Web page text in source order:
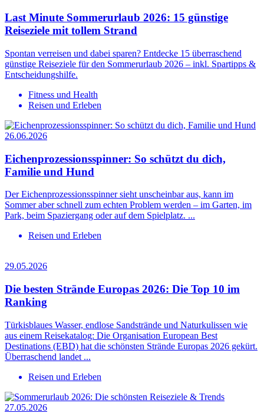
Last Minute Sommerurlaub 2026: 15 günstige
Reiseziele mit tollem Strand
Spontan verreisen und dabei sparen? Entdecke 15 überraschend
günstige Reiseziele für den Sommerurlaub 2026 – inkl. Spartipps &
Entscheidungshilfe.
Fitness und Health
Reisen und Erleben
26.06.2026
Eichenprozessionsspinner: So schützt du dich,
Familie und Hund
Der Eichenprozessionsspinner sieht unscheinbar aus, kann im
Sommer aber schnell zum echten Problem werden – im Garten, im
Park, beim Spaziergang oder auf dem Spielplatz. ...
Reisen und Erleben
29.05.2026
Die besten Strände Europas 2026: Die Top 10 im
Ranking
Türkisblaues Wasser, endlose Sandstrände und Naturkulissen wie
aus einem Reisekatalog: Die Organisation European Best
Destinations (EBD) hat die schönsten Strände Europas 2026 gekürt.
Überraschend landet ...
Reisen und Erleben
27.05.2026